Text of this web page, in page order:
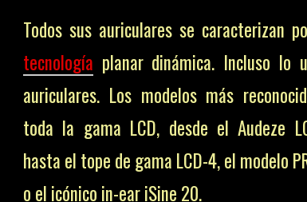
Todos sus auriculares se caracterizan
tecnología planar dinámica. Incluso lo
auriculares. Los modelos más
toda la gama LCD, desde el Audeze
hasta el tope de gama LCD-4, el modelo
o el icónico in-ear iSine 20.